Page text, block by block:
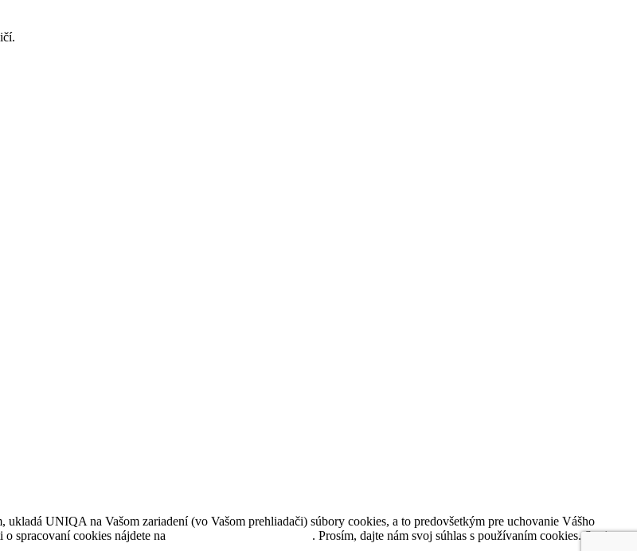
UNIQA na Vašom zariadení (vo Vašom prehliadači) súbory cookies, a to predovšetkým pre uchovanie Vášho
spracovaní cookies nájdete na
. Prosím, dajte nám svoj súhlas s používaním cookies. Svoje